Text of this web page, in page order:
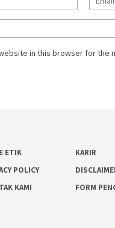
in this browser for the
ETIK
KARIR
POLICY
KAMI
FORM